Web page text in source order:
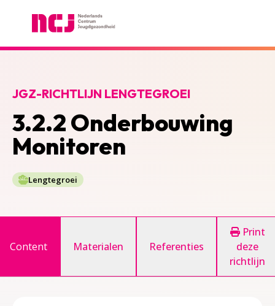
3.2.2 Onderbouwing
Monitoren
JGZ-RICHTLIJN LENGTEGROEI
Lengtegroei
Content Materialen Referenties
Print
deze
richtlijn